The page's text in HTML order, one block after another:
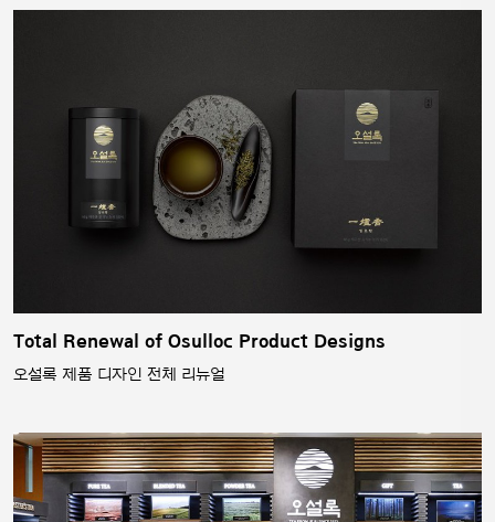
Total Renewal of Osulloc Product Designs
오설록 제품 디자인 전체 리뉴얼